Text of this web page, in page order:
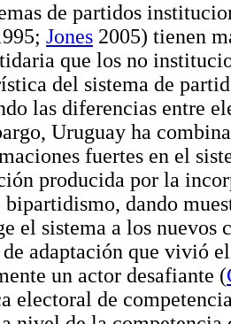
de partidos
Jones 2005) tienen
que los no
del sistema de
las diferencias entre
Uruguay ha
fuertes en el
producida por la
bipartidismo, dando
el sistema a los nuevos
de adaptación que vivió
un actor desafiante (
electoral de